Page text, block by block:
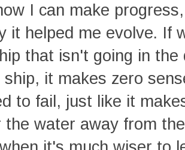
I can make
it helped me evolve. If
that isn't going in
ship, it makes zero
to fail, just like it
the water away from